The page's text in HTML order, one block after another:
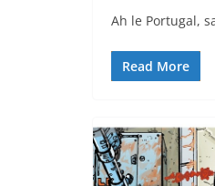
Ah le Portugal,
Read More